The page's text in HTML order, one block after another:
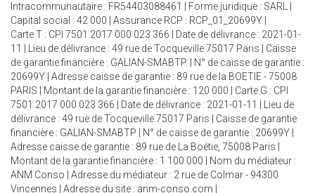
Intracommunautaire : FR54403088461 | Forme juridique : SARL |
Capital social : 42 000 | Assurance RCP : RCP_01_20699Y |
Carte T : CPI 7501 2017 000 023 366 | Date de délivrance : 2021-01-
11 | Lieu de délivrance : 49 rue de Tocqueville 75017 Paris | Caisse
de garantie financière : GALIAN-SMABTP. | N° de caisse de garantie :
20699Y | Adresse caisse de garantie : 89 rue de la BOETIE - 75008
PARIS | Montant de la garantie financière : 120 000 | Carte G : CPI
7501 2017 000 023 366 | Date de délivrance : 2021-01-11 | Lieu de
délivrance : 49 rue de Tocqueville 75017 Paris | Caisse de garantie
financière : GALIAN-SMABTP | N° de caisse de garantie : 20699Y |
Adresse caisse de garantie : 89 rue de La Boétie, 75008 Paris |
Montant de la garantie financière : 1 100 000 | Nom du médiateur :
ANM Conso | Adresse du médiateur : 2 rue de Colmar - 94300
Vincennes | Adresse du site : anm-conso.com